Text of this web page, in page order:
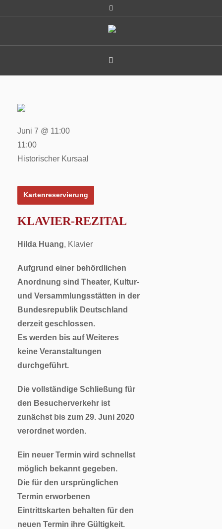
KLAVIER-REZITAL
Hilda Huang, Klavier
Aufgrund einer behördlichen
Anordnung sind Theater, Kultur-
und Versammlungsstätten in der
Bundesrepublik Deutschland
derzeit geschlossen.
Es werden bis auf Weiteres
keine Veranstaltungen
durchgeführt.
Die vollständige Schließung für
den Besucherverkehr ist
zunächst bis zum 29. Juni 2020
verordnet worden.
Ein neuer Termin wird schnellst
möglich bekannt gegeben.
Die für den ursprünglichen
Termin erworbenen
Eintrittskarten behalten für den
neuen Termin ihre Gültigkeit.
Juni 7 @ 11:00
11:00
Historischer Kursaal
Kartenreservierung